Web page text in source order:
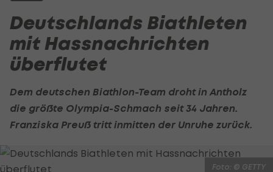
Deutschlands Biathleten
mit Hassnachrichten
überflutet
Dem deutschen Biathlon-Team droht in Antholz
die größte Olympia-Schmach seit 34 Jahren.
Franziska Preuß tritt inmitten der Unruhe zurück.
Foto: © GETTY